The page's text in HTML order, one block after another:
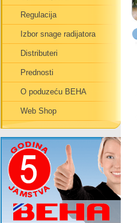
Regulacija
Izbor snage radijatora
Distributeri
Prednosti
O poduzeću BEHA
Web Shop